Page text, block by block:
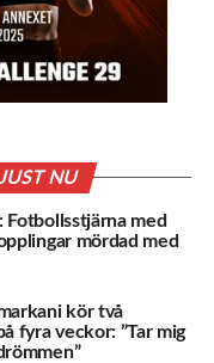
NU
Fotbollsstjärna med
mördad med
kör två
fyra veckor: ”Tar mig